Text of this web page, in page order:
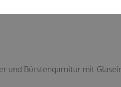
und Bürstengarnitur mit